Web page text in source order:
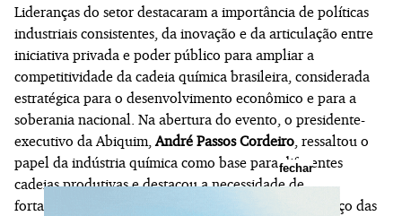
Lideranças do setor destacaram a importância de políticas
industriais consistentes, da inovação e da articulação entre
iniciativa privada e poder público para ampliar a
competitividade da cadeia química brasileira, considerada
estratégica para o desenvolvimento econômico e para a
soberania nacional. Na abertura do evento, o presidente-
executivo da Abiquim,André Passos Cordeiro, ressaltou o
papel da indústria química como base para diferentes
cadeias produtivas e destacou a necessidade de
fortalecimento da produção nacional diante do avanço das
fechar